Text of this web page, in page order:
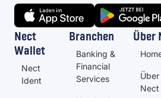
Nect
Wallet
Nect
Ident
Branchen
Banking &
Financial
Services
Über
Über
Nect